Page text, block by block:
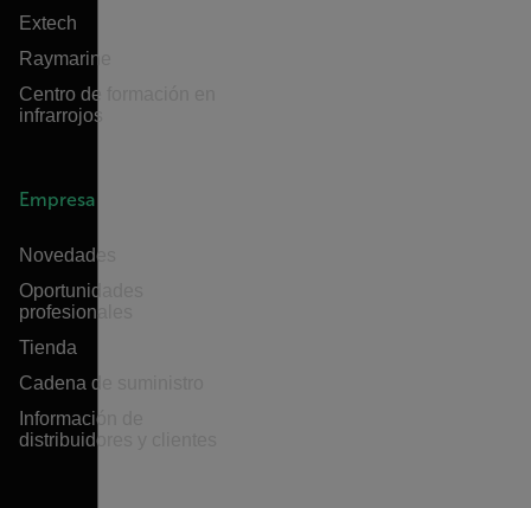
Extech
Raymarine
Centro de formación en
infrarrojos
Empresa
Novedades
Oportunidades
profesionales
Tienda
Cadena de suministro
Información de
distribuidores y clientes